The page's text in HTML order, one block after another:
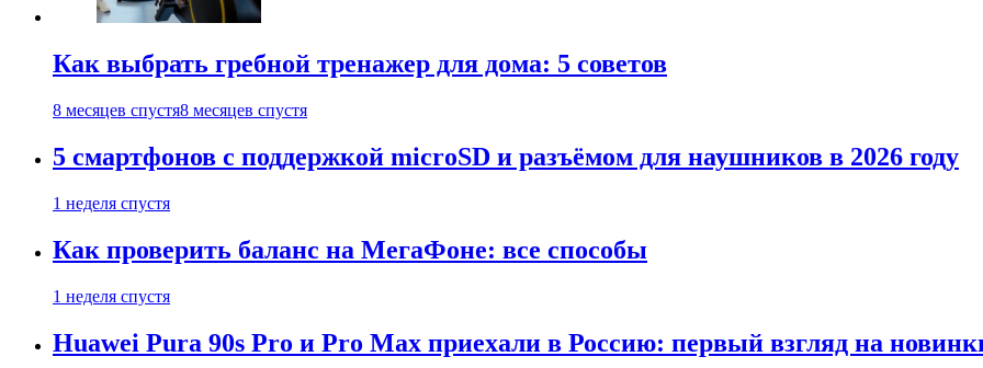
Как выбрать гребной тренажер для дома: 5 советов
8 месяцев спустя8 месяцев спустя
5 смартфонов с поддержкой microSD и разъёмом для наушников в 2026 году
1 неделя спустя
Как проверить баланс на МегаФоне: все способы
1 неделя спустя
Huawei Pura 90s Pro и Pro Max приехали в Россию: первый взгляд на